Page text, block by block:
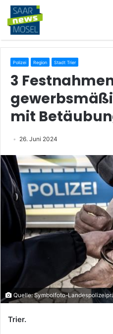
Polizei Region Stadt Trier
3
mit
26. Juni 2024
Quelle: Symbolfoto-
Trier.